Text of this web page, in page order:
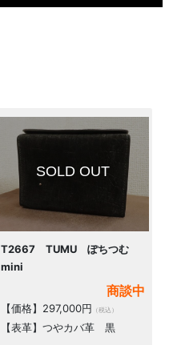
SOLD OUT
T2667 TUMU ぽちつむ
mini
商談中
【価格】297,000円 （税込）
【表革】つやカバ革 黒